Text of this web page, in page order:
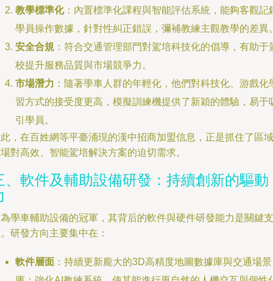
教學標準化：內置標準化課程與智能評估系統，能夠客觀記
學員操作數據，針對性糾正錯誤，彌補教練主觀教學的差異
安全合規 ：符合交通管理部門對駕培科技化的倡導，有助于
校提升服務品質與市場競爭力。
市場潛力 ：隨著學車人群的年輕化，他們對科技化、游戲化
習方式的接受度更高，模擬訓練機提供了新穎的體驗，易于
引學員。
，在百姓網等平臺涌現的漢中招商加盟信息，正是抓住了區域
對高效、智能駕培解決方案的迫切需求。
、軟件及輔助設備研發：持續創新的驅動
學車輔助設備的冠軍，其背后的軟件與硬件研發能力是關鍵支
研發方向主要集中在：
軟件層面 ：持續更新龐大的3D高精度地圖數據庫與交通場景